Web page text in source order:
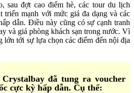
sau đợt cao điểm hè, các tour du lịch
triển mạnh với mức giá đa dạng và các
dẫn. Điều này cũng có sự cạnh tranh
và giá phòng khách sạn trong nước. Vì
lớn tới sự lựa chọn các điểm đến nội địa
đã tung ra voucher
cực kỳ hấp dẫn. Cụ thể: